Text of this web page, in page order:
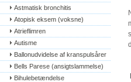
Astmatisk bronchitis
Atopisk eksem (voksne)
Atrieflimren
Autisme
Ballonudvidelse af kranspulsårer
Bells Parese (ansigtslammelse)
Bihulebetændelse